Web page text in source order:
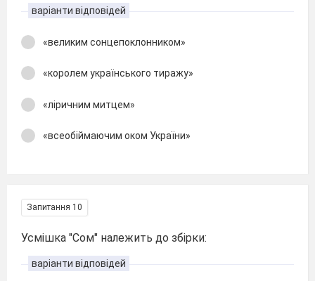
варіанти відповідей
«великим сонцепоклонником»
«королем українського тиражу»
«ліричним митцем»
«всеобіймаючим оком України»
Запитання 10
Усмішка "Сом" належить до збірки:
варіанти відповідей